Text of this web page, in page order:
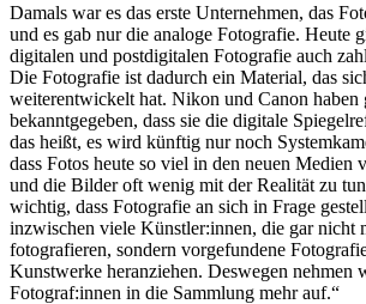
Damals war es das erste Unternehmen, das
und es gab nur die analoge Fotografie. Heute
digitalen und postdigitalen Fotografie auch
Die Fotografie ist dadurch ein Material, das
weiterentwickelt hat. Nikon und Canon haben
bekanntgegeben, dass sie die digitale
das heißt, es wird künftig nur noch
dass Fotos heute so viel in den neuen Medien
und die Bilder oft wenig mit der Realität zu
wichtig, dass Fotografie an sich in Frage
inzwischen viele Künstler:innen, die gar nicht
fotografieren, sondern vorgefundene
Kunstwerke heranziehen. Deswegen nehmen
Fotograf:innen in die Sammlung mehr auf.“